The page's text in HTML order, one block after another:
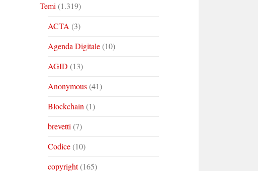
Temi (1.319)
ACTA (3)
Agenda Digitale(10)
AGID (13)
Anonymous(41)
Blockchain (1)
brevetti (7)
Codice(10)
copyright(165)